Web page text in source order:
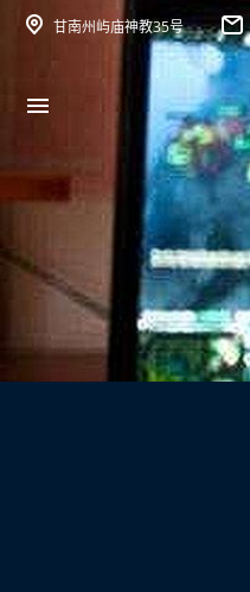
甘南州屿庙神教35号